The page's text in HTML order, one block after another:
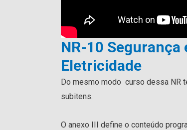
NR-10
Eletricidade
Do mesmo modo curso dessa NR
subitens.
O anexo III define o conteúdo